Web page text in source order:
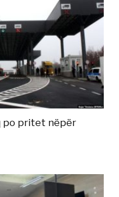
po pritet nëpër